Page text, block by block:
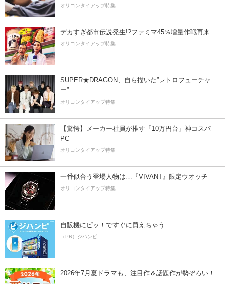
オリコンタイアップ特集
デカすぎ都市伝説発生!?ファミマ45％増量作戦再来
オリコンタイアップ特集
SUPER★DRAGON、自ら描いた”レトロフューチャ
ー”
オリコンタイアップ特集
【驚愕】メーカー社員が推す「10万円台」神コスパ
PC
オリコンタイアップ特集
一番似合う登場人物は…『VIVANT』限定ウオッチ
オリコンタイアップ特集
自販機にピッ！ですぐに買えちゃう
（PR）ジハンピ
2026年7月夏ドラマも、注目作＆話題作が勢ぞろい！